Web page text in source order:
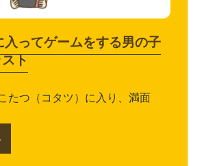
入ってゲームをする男の子
ト
たつ（コタツ）に入り、満面